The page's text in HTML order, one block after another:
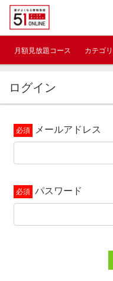
月額見放題コース カテゴリ
ログイン
メールアドレス
パスワード